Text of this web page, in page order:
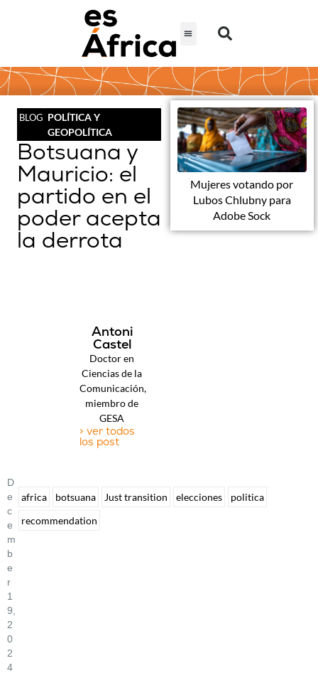
BLOG POLÍTICA Y
GEOPOLÍTICA
Botsuana y
Mauricio: el
partido en el
poder acepta
la derrota
Mujeres votando por
Lubos Chlubny para
Adobe Sock
Antoni
Castel
Doctor en
Ciencias de la
Comunicación,
miembro de
GESA
> ver todos
los post
D
E
C
E
M
B
E
R
1
9,
2
0
2
4
africa botsuana Just transition elecciones
politica
recommendation